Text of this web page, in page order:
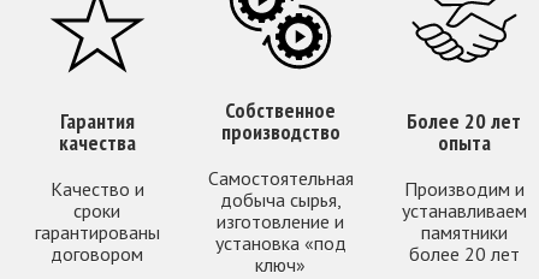
Гарантия
качества
Качество и
сроки
гарантированы
договором
Собственное
производство
Самостоятельная
добыча сырья,
изготовление и
установка «под
ключ»
Более 20 лет
опыта
Производим и
устанавливаем
памятники
более 20 лет